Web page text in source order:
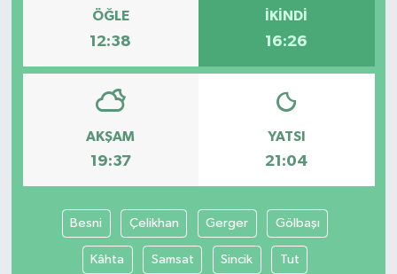
ÖĞLE
12:38
İKINDI
16:26
AKŞAM
19:37
YATSI
21:04
Besni Çelikhan Gerger Gölbaşı
Kâhta Samsat Sincik Tut